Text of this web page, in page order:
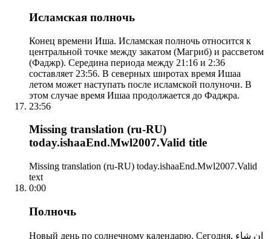
Исламская полночь
Конец времени Иша. Исламская полночь относится к
центральной точке между закатом (Магриб) и рассветом
(Фаджр). Середина периода между 21:16 и 2:36
составляет 23:56. В северных широтах время Ишаа
летом может наступать после исламской полуночи. В
этом случае время Ишаа продолжается до Фаджра.
23:56
Missing translation (ru-RU)
today.ishaaEnd.Mwl2007.Valid title
Missing translation (ru-RU) today.ishaaEnd.Mwl2007.Valid
text
0:00
Полночь
Новый день по солнечному календарю. Сегодня, إن شاء